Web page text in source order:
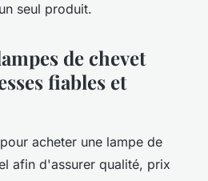
seul produit.
de chevet
fiables et
acheter une lampe de
afin d'assurer qualité, prix